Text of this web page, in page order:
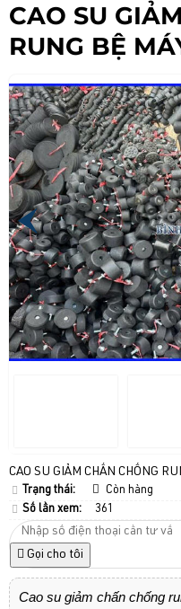
CAO SU
RUNG BỆ
CAO SU GIẢM CHẤN CHỐNG
Trạng thái:
Còn hàng
Số lần xem:
361
Gọi cho tôi
Cao su giảm chấn chống